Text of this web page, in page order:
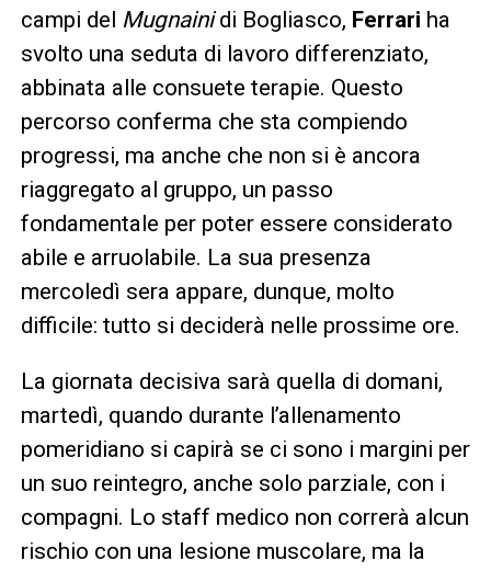
campi del Mugnainidi Bogliasco, Ferrari ha
svolto una seduta di lavoro differenziato,
abbinata alle consuete terapie. Questo
percorso conferma che sta compiendo
progressi, ma anche che non si è ancora
riaggregato al gruppo, un passo
fondamentale per poter essere considerato
abile e arruolabile. La sua presenza
mercoledì sera appare, dunque, molto
difficile: tutto si deciderà nelle prossime ore.
La giornata decisiva sarà quella di domani,
martedì, quando durante l’allenamento
pomeridiano si capirà se ci sono i margini per
un suo reintegro, anche solo parziale, con i
compagni. Lo staff medico non correrà alcun
rischio con una lesione muscolare, ma la